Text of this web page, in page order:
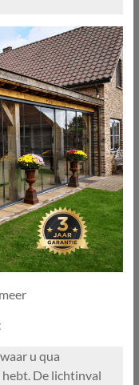
u qua
De lichtinval